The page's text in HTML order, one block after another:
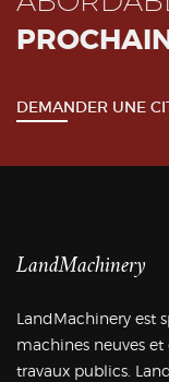
DEMANDER UNE
LandMachinery
LandMachinery est
machines neuves
travaux publics.